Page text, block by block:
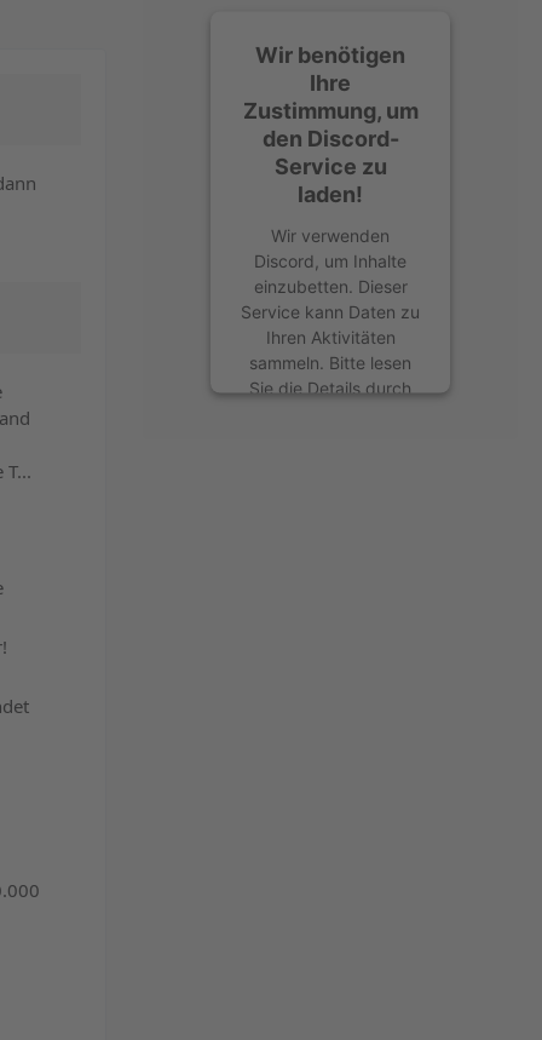
Wir benötigen
Ihre
Zustimmung, um
den Discord-
Service zu
laden!
Wir verwenden
Discord, um Inhalte
einzubetten. Dieser
Service kann Daten zu
Ihren Aktivitäten
sammeln. Bitte lesen
Sie die Details durch